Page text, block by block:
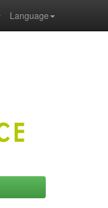
Language